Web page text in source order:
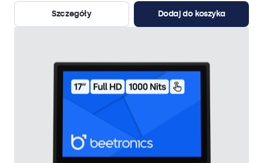
Szczegóły
Dodaj do koszyka